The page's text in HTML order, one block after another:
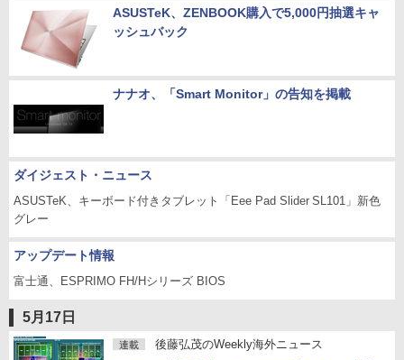
ASUSTeK、ZENBOOK購入で5,000円抽選キャ
ッシュバック
ナナオ、「Smart Monitor」の告知を掲載
ダイジェスト・ニュース
ASUSTeK、キーボード付きタブレット「Eee Pad Slider SL101」新色
グレー
アップデート情報
富士通、ESPRIMO FH/Hシリーズ BIOS
5月17日
連載 後藤弘茂のWeekly海外ニュース